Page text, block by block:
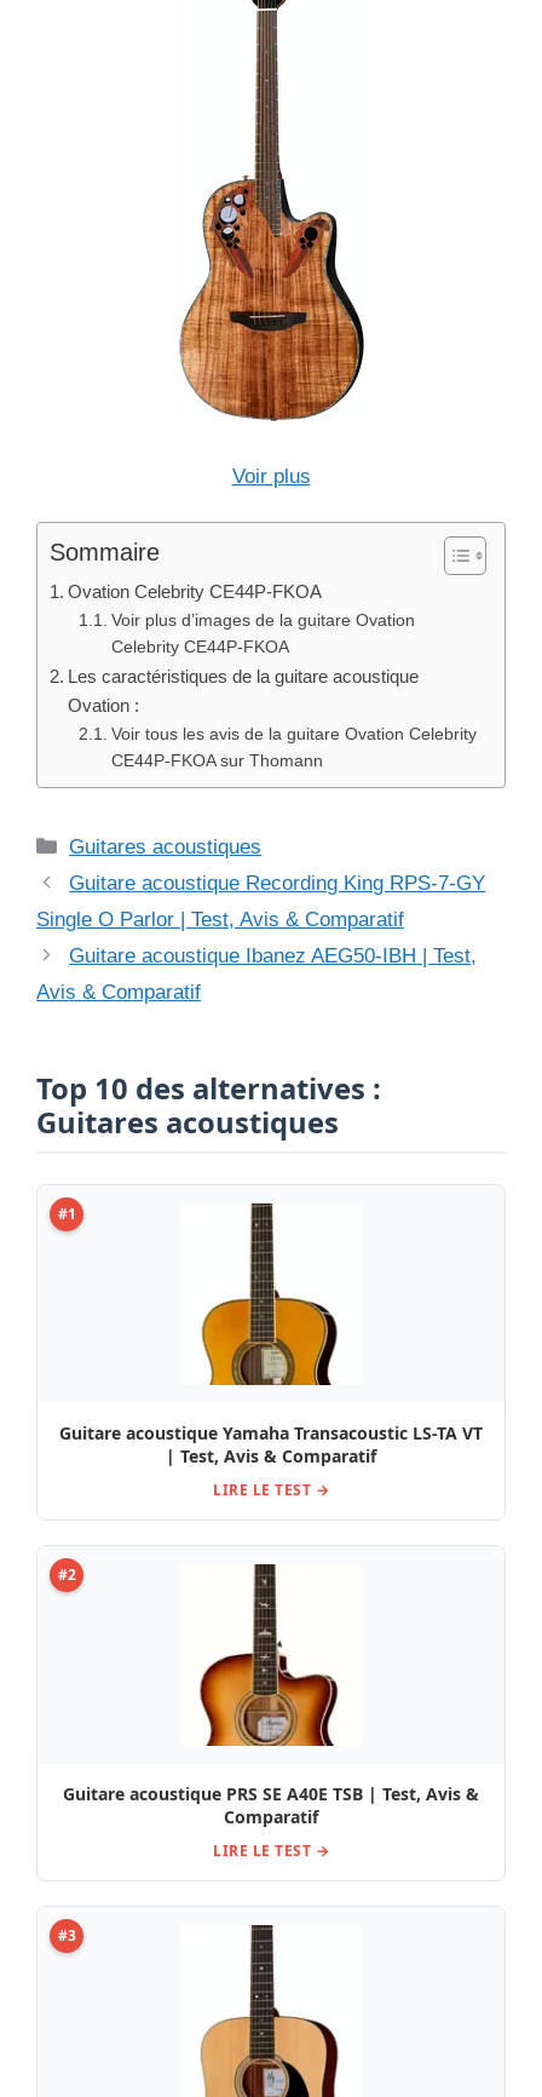
Voir plus
Sommaire
Ovation Celebrity CE44P-FKOA
Voir plus d’images de la guitare Ovation
Celebrity CE44P-FKOA
Les caractéristiques de la guitare acoustique
Ovation :
Voir tous les avis de la guitare Ovation Celebrity
CE44P-FKOA sur Thomann
Catégories
Guitares acoustiques
Guitare acoustique Recording King RPS-7-GY
Single O Parlor | Test, Avis & Comparatif
Guitare acoustique Ibanez AEG50-IBH | Test,
Avis & Comparatif
Top 10 des alternatives :
Guitares acoustiques
#1
Guitare acoustique Yamaha Transacoustic LS-TA VT
| Test, Avis & Comparatif
LIRE LE TEST →
#2
Guitare acoustique PRS SE A40E TSB | Test, Avis &
Comparatif
LIRE LE TEST →
#3